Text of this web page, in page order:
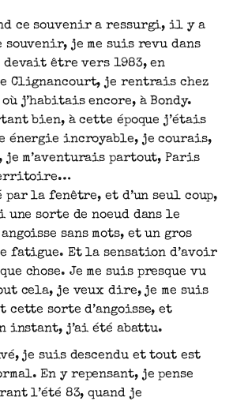
ce souvenir a ressurgi, il y a
souvenir, je me suis revu dans
devait être vers 1983, en
Clignancourt, je rentrais chez
où j’habitais encore, à Bondy.
bien, à cette époque j’étais
énergie incroyable, je courais,
je m’aventurais partout, Paris
par la fenêtre, et d’un seul coup,
une sorte de noeud dans le
sans mots, et un gros
fatigue. Et la sensation d’avoir
chose. Je me suis presque vu
cela, je veux dire, je me suis
cette sorte d’angoisse, et
instant, j’ai été abattu.
je suis descendu et tout est
En y repensant, je pense
l’été 83, quand je